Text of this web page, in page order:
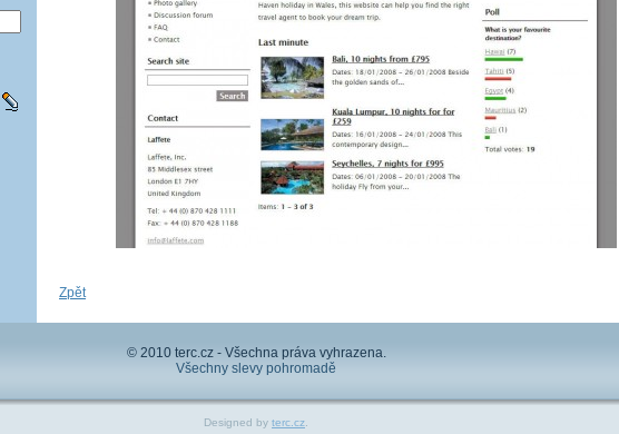
Zpět
© 2010 terc.cz - Všechna práva vyhrazena.
Všechny slevy pohromadě
Designed by terc.cz